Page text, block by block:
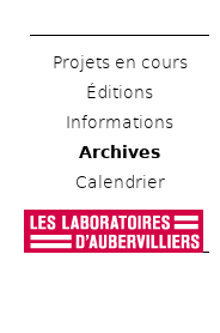
Projets en cours
Éditions
Informations
Archives
Calendrier